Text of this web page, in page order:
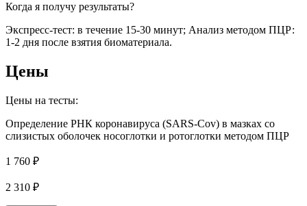
Когда я получу результаты?
Экспресс-тест: в течение 15-30 минут; Анализ методом ПЦР:
1-2 дня после взятия биоматериала.
Цены
Цены на тесты:
Определение РНК коронавируса (SARS-Cov) в мазках со
слизистых оболочек носоглотки и ротоглотки методом ПЦР
1 760 ₽
2 310 ₽